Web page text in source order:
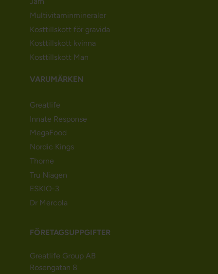
Multivitaminmineraler
Kosttillskott för gravida
Kosttillskott kvinna
Kosttillskott Man
VARUMÄRKEN
Greatlife
Innate Response
MegaFood
Nordic Kings
Thorne
Tru Niagen
ESKIO-3
Dr Mercola
FÖRETAGSUPPGIFTER
Greatlife Group AB
Rosengatan 8